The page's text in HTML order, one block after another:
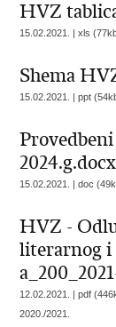
HVZ
15.02.2021. | xls
Shema
15.02.2021. | ppt
2024.g.docx
15.02.2021. | doc
HVZ -
literarnog i
12.02.2021. | pdf
2020./2021.